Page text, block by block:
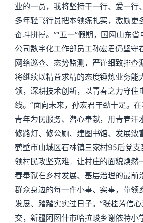
业的一员，我将坚持干一行、爱一行
多年轻飞行员把本领练扎实，激励更
奋斗拼搏。”“五一”假期，国网山东
公司数字化工作部员工孙宏君仍坚守
网络巡查、态势监测，严谨细致排查
将继续以精益求精的态度锤炼业务能
领，深耕技术创新，以青春之力守住
线。”面向未来，孙宏君干劲十足。
青年为民服务、潜心奉献，用青春汗
修路灯、修公厕、建图书馆、发展
鹤壁市山城区石林镇三家村95后党
领村民攻坚克难，让村庄的面貌焕然
春奉献在乡村发展、基层治理的最前
群众身边的每一件小事、实事，带领
发展、踏踏实实过日子。”张桂芳信
交，新疆阿图什市哈拉峻乡谢依特小